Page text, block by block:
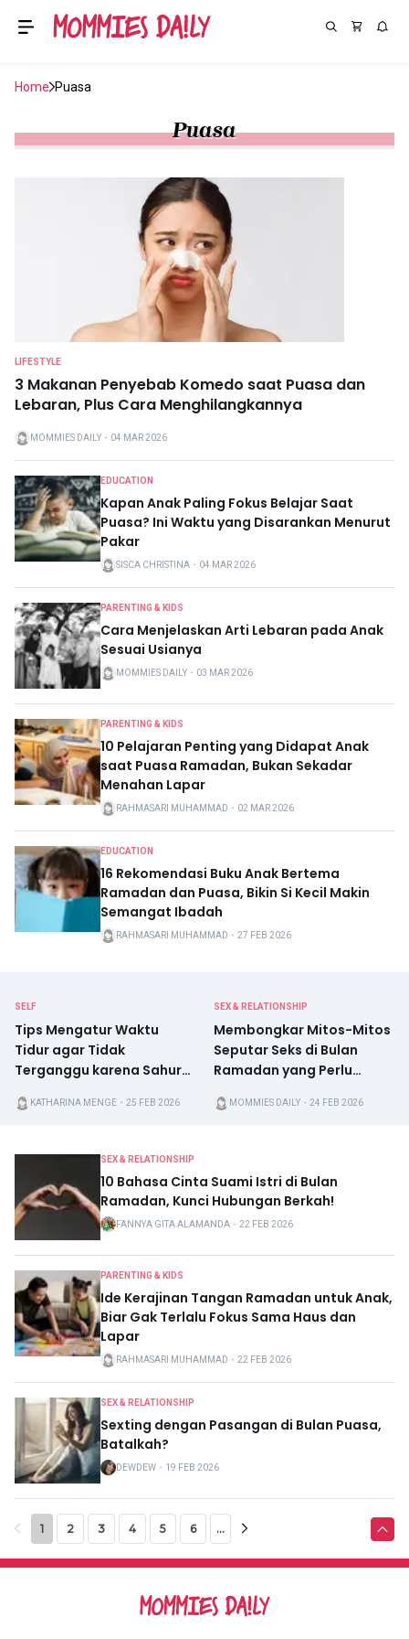
Home Puasa
Puasa
LIFESTYLE
3 Makanan Penyebab Komedo saat Puasa dan
Lebaran, Plus Cara Menghilangkannya
MOMMIES DAILY ・ 04 MAR 2026
EDUCATION
Kapan Anak Paling Fokus Belajar Saat
Puasa? Ini Waktu yang Disarankan Menurut
Pakar
SISCA CHRISTINA ・ 04 MAR 2026
PARENTING & KIDS
Cara Menjelaskan Arti Lebaran pada Anak
Sesuai Usianya
MOMMIES DAILY ・ 03 MAR 2026
PARENTING & KIDS
10 Pelajaran Penting yang Didapat Anak
saat Puasa Ramadan, Bukan Sekadar
Menahan Lapar
RAHMASARI MUHAMMAD ・ 02 MAR 2026
EDUCATION
16 Rekomendasi Buku Anak Bertema
Ramadan dan Puasa, Bikin Si Kecil Makin
Semangat Ibadah
RAHMASARI MUHAMMAD ・ 27 FEB 2026
SELF
Tips Mengatur Waktu
Tidur agar Tidak
Terganggu karena Sahur
KATHARINA MENGE ・ 25 FEB 2026
SEX & RELATIONSHIP
Membongkar Mitos-Mitos
Seputar Seks di Bulan
Ramadan yang Perlu
MOMMIES DAILY ・ 24 FEB 2026
SEX & RELATIONSHIP
10 Bahasa Cinta Suami Istri di Bulan
Ramadan, Kunci Hubungan Berkah!
FANNYA GITA ALAMANDA ・ 22 FEB 2026
PARENTING & KIDS
Ide Kerajinan Tangan Ramadan untuk Anak,
Biar Gak Terlalu Fokus Sama Haus dan
Lapar
RAHMASARI MUHAMMAD ・ 22 FEB 2026
SEX & RELATIONSHIP
Sexting dengan Pasangan di Bulan Puasa,
Batalkah?
DEWDEW ・ 19 FEB 2026
1 2 3 4 5 6 ...